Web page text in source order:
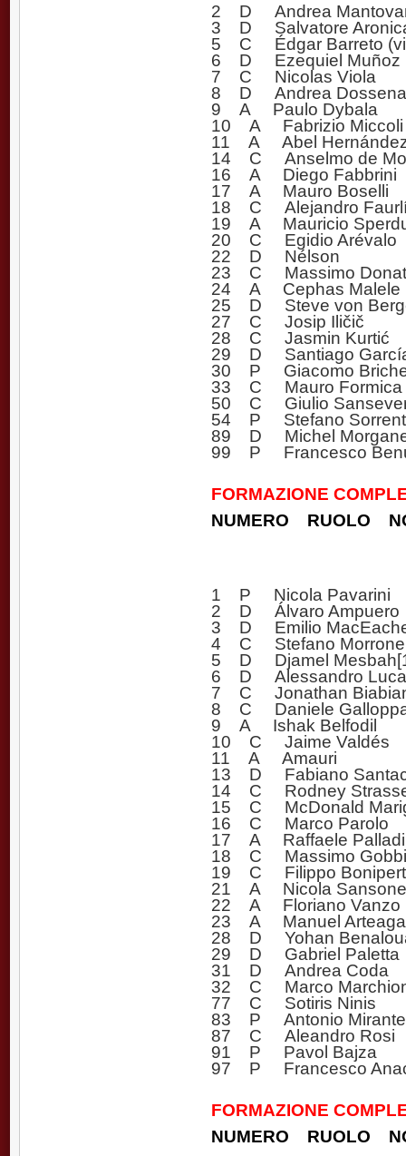
2 D Andrea
3 D Salvatore
5 C Édgar Barreto
6 D Ezequiel Muñoz
7 C Nicolas Viola
8 D Andrea Dossena
9 A Paulo Dybala
10 A Fabrizio Miccoli
11 A Abel
14 C Anselmo de
16 A Diego Fabbrini
17 A Mauro Boselli
18 C Alejandro
19 A Mauricio
20 C Egidio Arévalo
22 D Nélson
23 C Massimo
24 A Cephas Malele
25 D Steve von
27 C Josip Iličič
28 C Jasmin Kurtić
29 D Santiago
30 P Giacomo
33 C Mauro Formica
50 C Giulio
54 P Stefano
89 D Michel
99 P Francesco
FORMAZIONE
NUMERO RUOLO
1 P Nicola Pavarini
2 D Álvaro Ampuero
3 D Emilio
4 C Stefano Morrone
5 D Djamel
6 D Alessandro
7 C Jonathan
8 C Daniele
9 A Ishak Belfodil
10 C Jaime Valdés
11 A Amauri
13 D Fabiano
14 C Rodney
15 C McDonald
16 C Marco Parolo
17 A Raffaele
18 C Massimo Gobbi
19 C Filippo
21 A Nicola Sansone
22 A Floriano Vanzo
23 A Manuel Arteaga
28 D Yohan
29 D Gabriel Paletta
31 D Andrea Coda
32 C Marco
77 C Sotiris Ninis
83 P Antonio Mirante
87 C Aleandro Rosi
91 P Pavol Bajza
97 P Francesco
FORMAZIONE
NUMERO RUOLO